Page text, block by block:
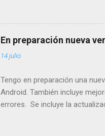
contenido de USB : Es el
pantalla. Guarda la imagen a
en el menú de la pantalla de
básica de la aplicación.
En preparación nueva
14 julio
Tengo en preparación una
Android. También incluye
errores. Se incluye la
menos intentaré ir sacando